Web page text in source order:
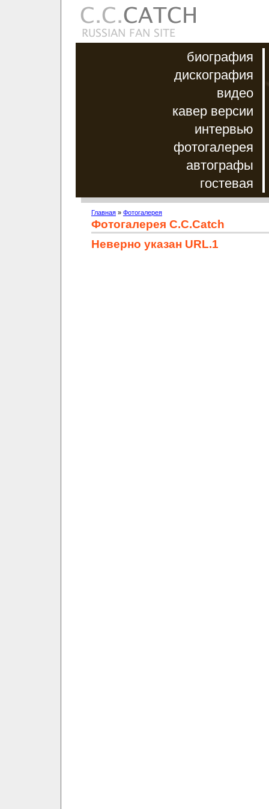
биография
дискография
видео
кавер версии
интервью
фотогалерея
автографы
гостевая
Главная » Фотогалерея
Фотогалерея C.C.Catch
Неверно указан URL.1